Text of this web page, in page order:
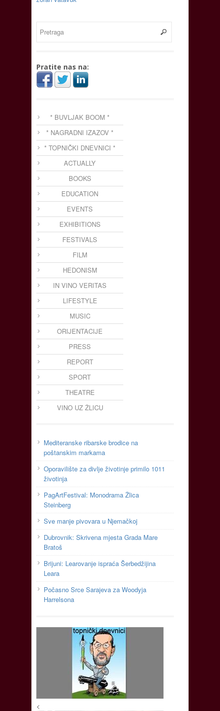
Pratite nas na:
* BUVLJAK BOOM *
* NAGRADNI IZAZOV *
* TOPNIČKI DNEVNICI *
ACTUALLY
BOOKS
EDUCATION
EVENTS
EXHIBITIONS
FESTIVALS
FILM
HEDONISM
IN VINO VERITAS
LIFESTYLE
MUSIC
ORIJENTACIJE
PRESS
REPORT
SPORT
THEATRE
VINO UZ ŽLICU
Mediteranske ribarske brodice na
poštanskim markama
Oporavilište za divlje životinje primilo 1011
životinja
PagArtFestival: Monodrama Žlica
Steinberg
Sve manje pivovara u Njemačkoj
Dubrovnik: Skrivena mjesta Grada Mare
Bratoš
Brijuni: Learovanje ispraća Šerbedžijina
Leara
Počasno Srce Sarajeva za Woodyja
Harrelsona
<